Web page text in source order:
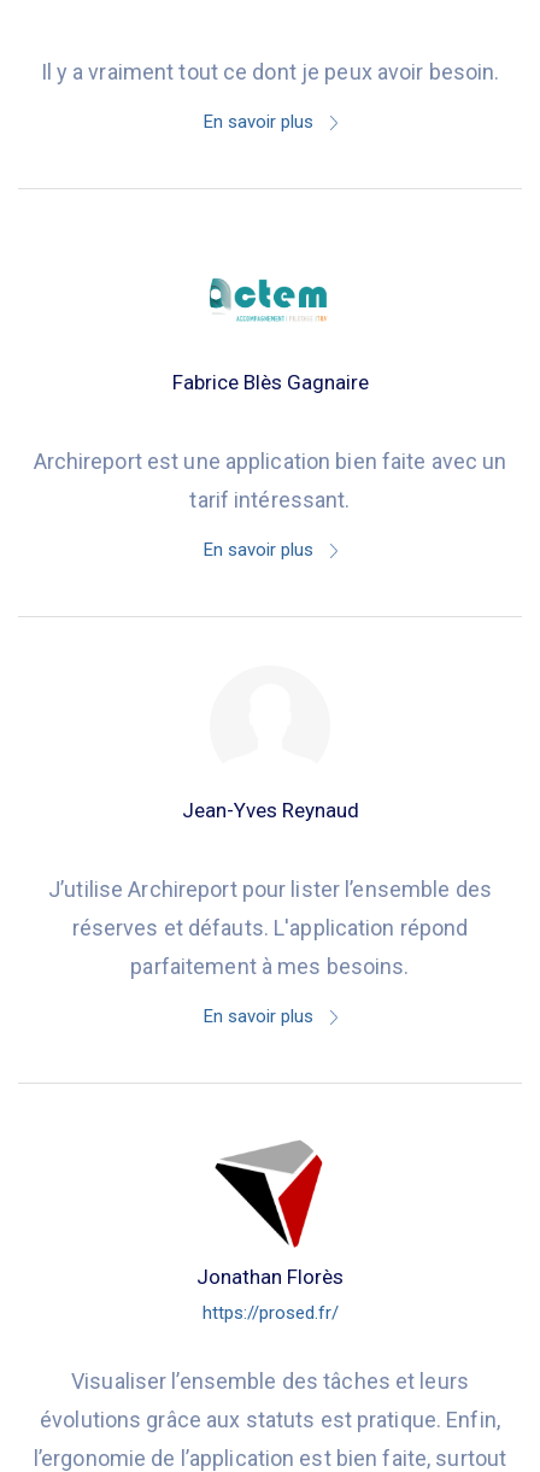
Il y a vraiment tout ce dont je peux avoir besoin.
En savoir plus
Fabrice Blès Gagnaire
Archireport est une application bien faite avec un
tarif intéressant.
En savoir plus
Jean-Yves Reynaud
J’utilise Archireport pour lister l’ensemble des
réserves et défauts. L'application répond
parfaitement à mes besoins.
En savoir plus
Jonathan Florès
https://prosed.fr/
Visualiser l’ensemble des tâches et leurs
évolutions grâce aux statuts est pratique. Enfin,
l’ergonomie de l’application est bien faite, surtout